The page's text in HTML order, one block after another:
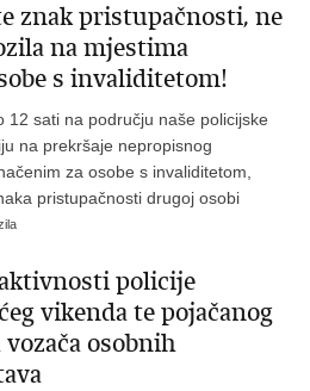
znak pristupačnosti, ne
na mjestima
s invaliditetom!
12 sati na području naše policijske
na prekršaje nepropisnog
za osobe s invaliditetom,
pristupačnosti drugoj osobi
policije
vikenda te pojačanog
osobnih